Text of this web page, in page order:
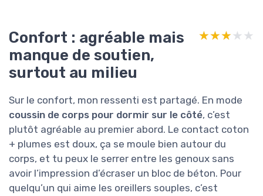
Confort : agréable mais
manque de soutien,
surtout au milieu
★★★★★
★★★★★
Sur le confort, mon ressenti est partagé. En mode
coussin de corps pour dormir sur le côté, c’est
plutôt agréable au premier abord. Le contact coton
+ plumes est doux, ça se moule bien autour du
corps, et tu peux le serrer entre les genoux sans
avoir l’impression d’écraser un bloc de béton. Pour
quelqu’un qui aime les oreillers souples, c’est